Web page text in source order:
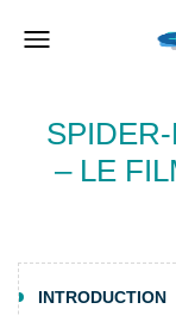
– LE
INTRODUCTION